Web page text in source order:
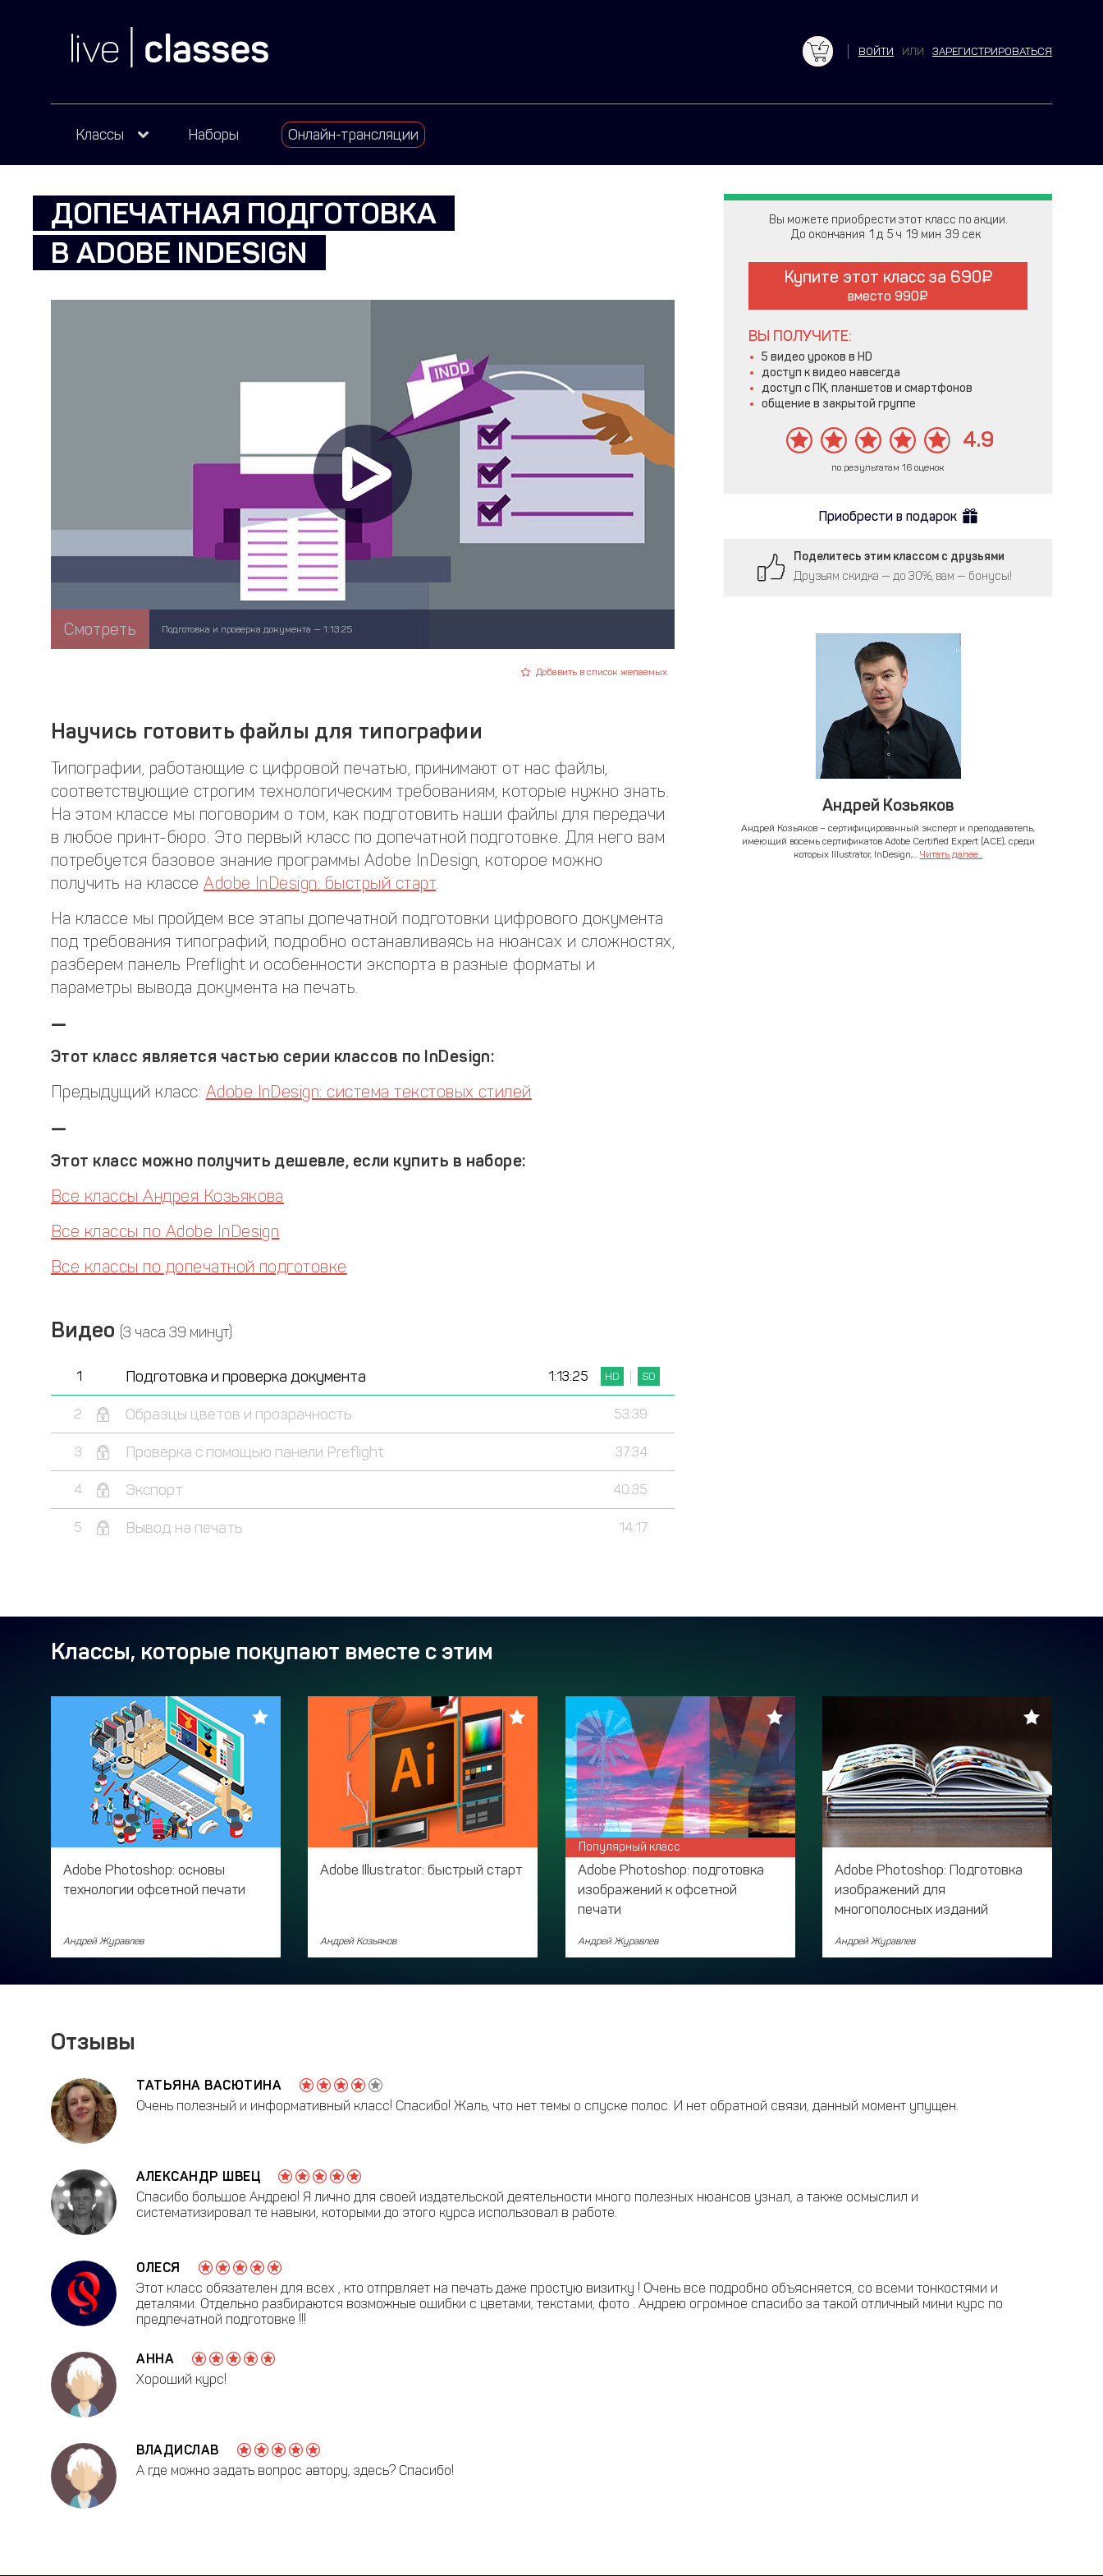
ВОЙТИ ИЛИ ЗАРЕГИСТРИРОВАТЬСЯ
Классы Наборы Онлайн-трансляции
ДОПЕЧАТНАЯ ПОДГОТОВКА
В ADOBE INDESIGN
Смотреть Подготовка и проверка документа — 1:13:25
Добавить в список желаемых
Научись готовить файлы для типографии
Типографии, работающие с цифровой печатью, принимают от нас файлы,
соответствующие строгим технологическим требованиям, которые нужно знать.
На этом классе мы поговорим о том, как подготовить наши файлы для передачи
в любое принт-бюро. Это первый класс по допечатной подготовке. Для него вам
потребуется базовое знание программы Adobe InDesign, которое можно
получить на классеAdobe InDesign: быстрый старт.
На классе мы пройдем все этапы допечатной подготовки цифрового документа
под требования типографий, подробно останавливаясь на нюансах и сложностях,
разберем панель Preflight и особенности экспорта в разные форматы и
параметры вывода документа на печать.
—
Этот класс является частью серии классов по InDesign:
Предыдущий класс: Adobe InDesign: система текстовых стилей
—
Этот класс можно получить дешевле, если купить в наборе:
Все классы Андрея Козьякова
Все классы по Adobe InDesign
Все классы по допечатной подготовке
Видео (3 часа 39 минут)
1 Подготовка и проверка документа 1:13:25 HD SD
2 Образцы цветов и прозрачность 53:39
3 Проверка с помощью панели Preflight 37:34
4 Экспорт 40:35
5 Вывод на печать 14:17
Вы можете приобрести этот класс по акции.
До окончания 1 5 19 38
Купите этот класс за 690
вместо 990
ВЫ ПОЛУЧИТЕ:
5 видео уроков в HD
доступ к видео навсегда
доступ с ПК, планшетов и смартфонов
общение в закрытой группе
4.9
по результатам 16 оценок
Приобрести в подарок
Поделитесь этим классом с друзьями
Друзьям скидка — до 30%, вам — бонусы!
Андрей Козьяков
Андрей Козьяков – сертифицированный эксперт и преподаватель,
имеющий восемь сертификатов Adobe Certified Expert (ACE), среди
которых Illustrator, InDesign,... Читать далее...
Классы, которые покупают вместе с этим
Adobe Photoshop: основы
технологии офсетной печати
Андрей Журавлев
Adobe Illustrator: быстрый старт
Андрей Козьяков
Adobe Photoshop: подготовка
изображений к офсетной
печати
Андрей Журавлев
Популярный класс
Adobe Photoshop: Подготовка
изображений для
многополосных изданий
Андрей Журавлев
Отзывы
ТАТЬЯНА ВАСЮТИНА
Очень полезный и информативный класс! Спасибо! Жаль, что нет темы о спуске полос. И нет обратной связи, данный момент упущен.
АЛЕКСАНДР ШВЕЦ
Спасибо большое Андрею! Я лично для своей издательской деятельности много полезных нюансов узнал, а также осмыслил и
систематизировал те навыки, которыми до этого курса использовал в работе.
ОЛЕСЯ
Этот класс обязателен для всех , кто отпрвляет на печать даже простую визитку ! Очень все подробно объясняется, со всеми тонкостями и
деталями. Отдельно разбираются возможные ошибки с цветами, текстами, фото . Андрею огромное спасибо за такой отличный мини курс по
предпечатной подготовке !!!
АННА
Хороший курс!
ВЛАДИСЛАВ
А где можно задать вопрос автору, здесь? Спасибо!